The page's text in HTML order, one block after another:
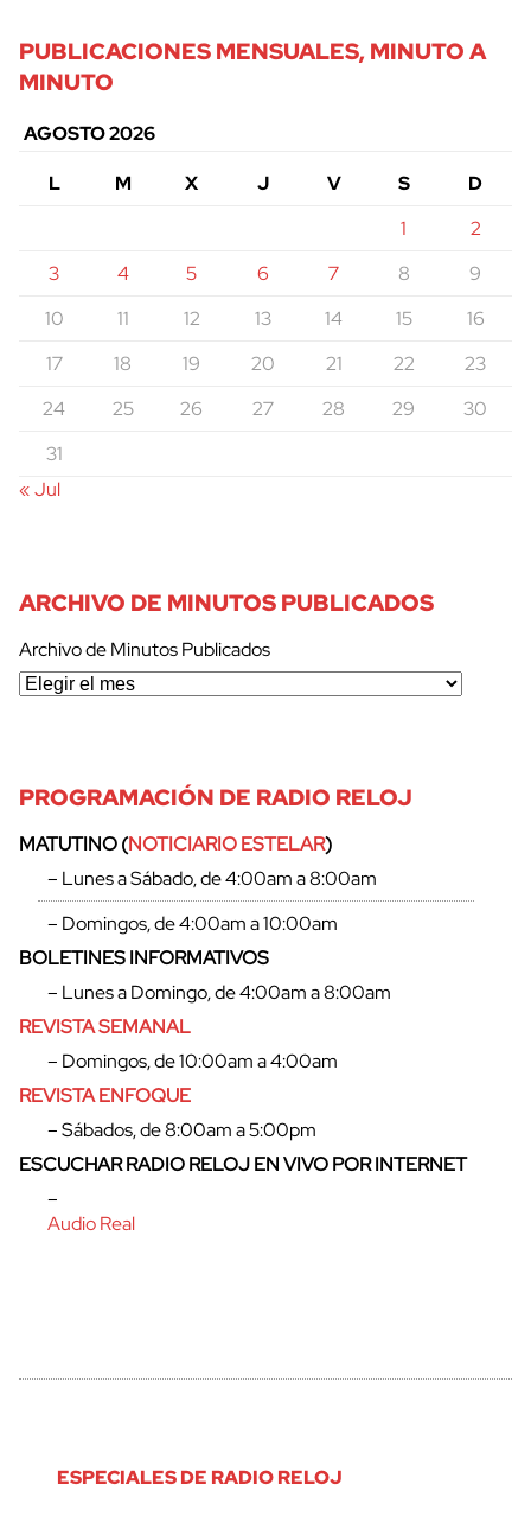
cerrar
PUBLICACIONES MENSUALES, MINUTO A
MINUTO
AGOSTO 2026
L
M X J V S
D
1
2
3
4 5 6 7 8
9
10
11 12 13 14 15
16
17
18 19 20 21 22
23
24
25 26 27 28 29
30
31
« Jul
ARCHIVO DE MINUTOS PUBLICADOS
Archivo de Minutos Publicados
PROGRAMACIÓN DE RADIO RELOJ
MATUTINO (NOTICIARIO ESTELAR)
– Lunes a Sábado, de 4:00am a 8:00am
– Domingos, de 4:00am a 10:00am
BOLETINES INFORMATIVOS
– Lunes a Domingo, de 4:00am a 8:00am
REVISTA SEMANAL
– Domingos, de 10:00am a 4:00am
REVISTA ENFOQUE
– Sábados, de 8:00am a 5:00pm
ESCUCHAR RADIO RELOJ EN VIVO POR INTERNET
–
Audio Real
ESPECIALES DE RADIO RELOJ